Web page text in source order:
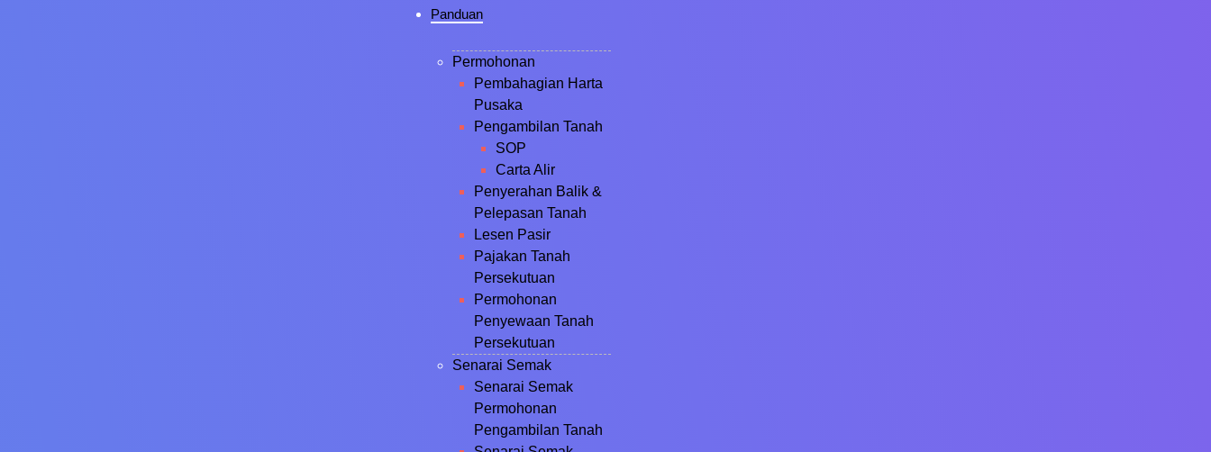
Panduan
Permohonan
Pembahagian Harta
Pusaka
Pengambilan Tanah
SOP
Carta Alir
Penyerahan Balik &
Pelepasan Tanah
Lesen Pasir
Pajakan Tanah
Persekutuan
Permohonan
Penyewaan Tanah
Persekutuan
Senarai Semak
Senarai Semak
Permohonan
Pengambilan Tanah